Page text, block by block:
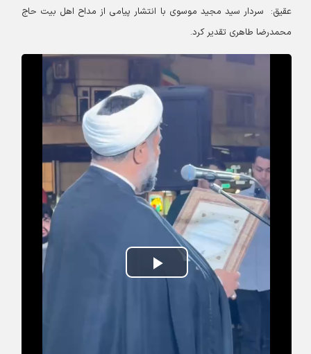
عقیق: سردار سید مجید موسوی با انتشار پیامی از مداح اهل بیت حاج
محمدرضا طاهری تقدیر کرد.
Play
Video